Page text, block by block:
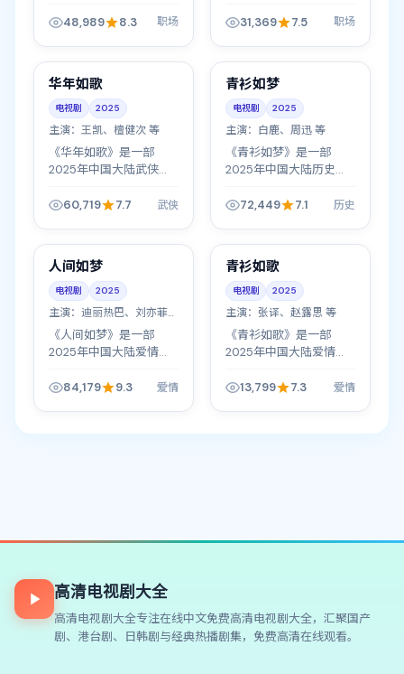
导，肖战、胡歌、赵露思
局命运，以人物成...
48,989 8.3 职场
导，任嘉伦、吴磊、白敬
31,369 7.5 职场
中国 高分
44:53
华年如歌
电视剧 2025
主演： 王凯、檀健次 等
《华年如歌》是一部
2025年中国大陆武侠题
导，王凯、檀健次、周迅
60,719 7.7 武侠
中国 完结
54:43
青衫如梦
电视剧 2025
主演： 白鹿、周迅 等
《青衫如梦》是一部
2025年中国大陆历史题
白鹿、周迅、章子怡等主
72,449 7.1 历史
中国 臻彩画质
49:33
人间如梦
电视剧 2025
主演： 迪丽热巴、刘亦菲
等
《人间如梦》是一部
2025年中国大陆爱情题
导，迪丽热巴、刘亦菲、
牵动全局命运，以...
84,179 9.3 爱情
中国 高分
49:33
青衫如歌
电视剧 2025
主演：张译、赵露思 等
《青衫如歌》是一部
2025年中国大陆爱情题
导，张译、赵露思、刘亦
全局命运，以人物...
13,799 7.3 爱情
高清电视剧大全
高清电视剧大全专注在线中文免费高清电视剧大全，汇聚国产
剧、港台剧、日韩剧与经典热播剧集，免费高清在线观看。